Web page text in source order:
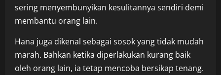
sering menyembunyikan kesulitannya sendiri demi
membantu orang lain.
Hana juga dikenal sebagai sosok yang tidak mudah
marah. Bahkan ketika diperlakukan kurang baik
oleh orang lain, ia tetap mencoba bersikap tenang.